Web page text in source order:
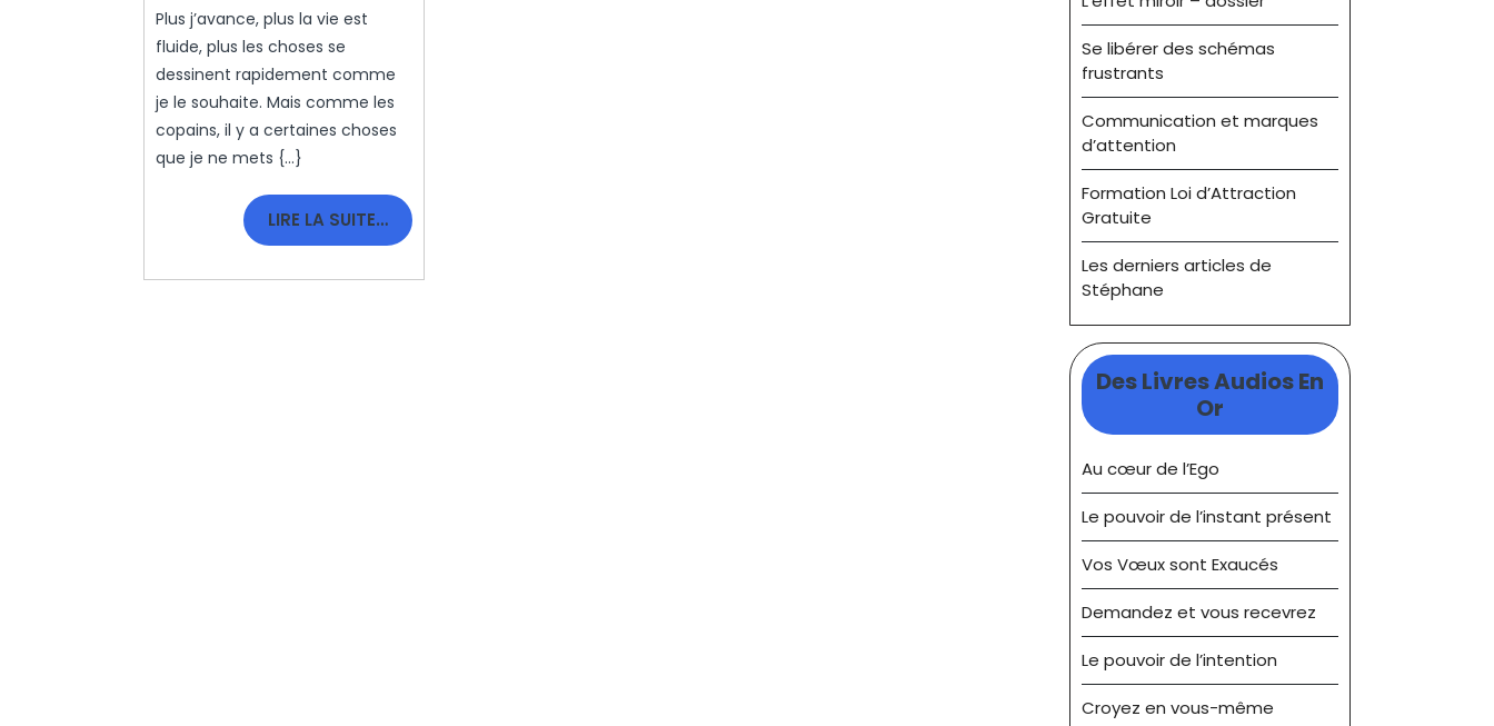
Résolutions
Plus j’avance, plus la vie est
fluide, plus les choses se
dessinent rapidement comme
je le souhaite. Mais comme les
copains, il y a certaines choses
que je ne mets {...}
LIRE LA SUITE…LIRE
LA
Se libérer des schémas
frustrants
Communication et marques
d’attention
Formation Loi d’Attraction
Gratuite
Les derniers articles de
Stéphane
Des Livres Audios En
Or
Au cœur de l’Ego
Le pouvoir de l’instant présent
Vos Vœux sont Exaucés
Demandez et vous recevrez
Le pouvoir de l’intention
Croyez en vous-même